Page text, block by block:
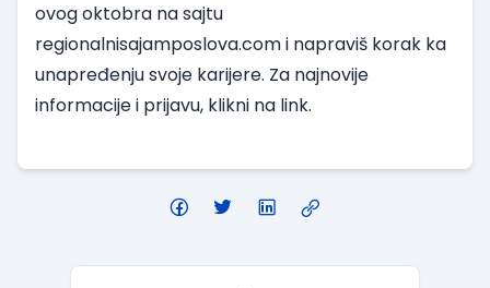
ovog oktobra na sajtu
regionalnisajamposlova.comi napraviš korak ka
unapređenju svoje karijere. Za najnovije
informacije i prijavu, klikni na link.